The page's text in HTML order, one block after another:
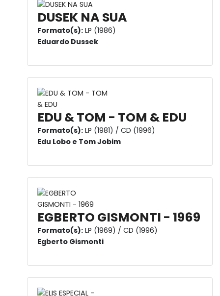
DUSEK NA SUA
Formato(s): LP (1986)
Eduardo Dussek
EDU & TOM - TOM & EDU
Formato(s): LP (1981) / CD (1996)
Edu Lobo e Tom Jobim
EGBERTO GISMONTI - 1969
Formato(s): LP (1969) / CD (1996)
Egberto Gismonti